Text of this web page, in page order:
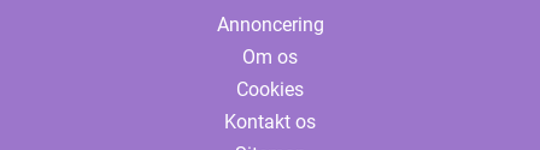
Annoncering
Om os
Cookies
Kontakt os